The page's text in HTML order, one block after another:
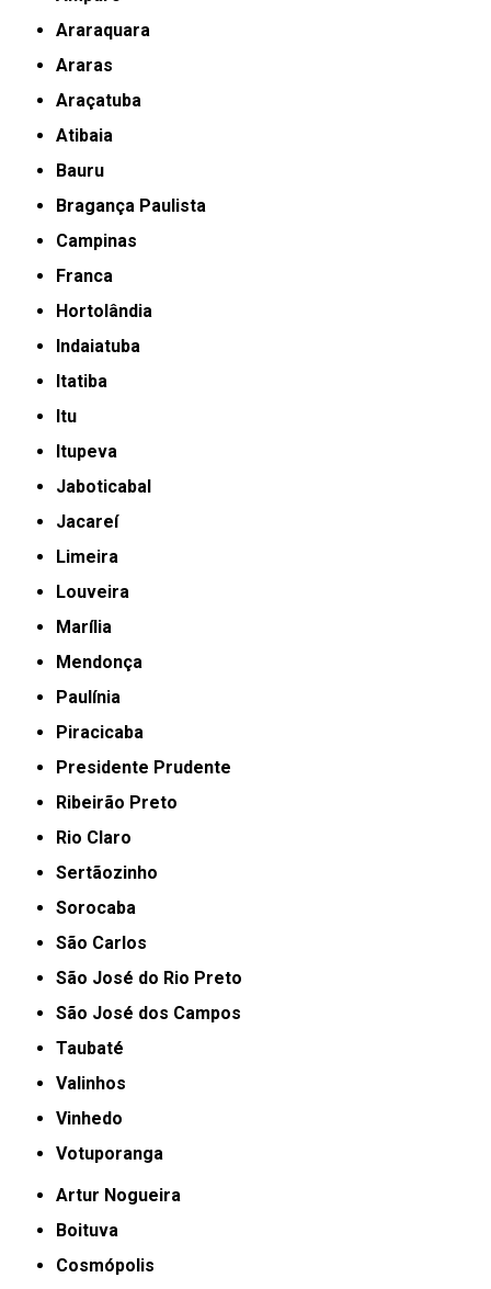
Araraquara
Araras
Araçatuba
Atibaia
Bauru
Bragança Paulista
Campinas
Franca
Hortolândia
Indaiatuba
Itatiba
Itu
Itupeva
Jaboticabal
Jacareí
Limeira
Louveira
Marília
Mendonça
Paulínia
Piracicaba
Presidente Prudente
Ribeirão Preto
Rio Claro
Sertãozinho
Sorocaba
São Carlos
São José do Rio Preto
São José dos Campos
Taubaté
Valinhos
Vinhedo
Votuporanga
Artur Nogueira
Boituva
Cosmópolis